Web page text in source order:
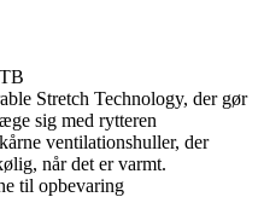
Stretch Technology, der gør
sig med rytteren
ventilationshuller, der
når det er varmt.
til opbevaring